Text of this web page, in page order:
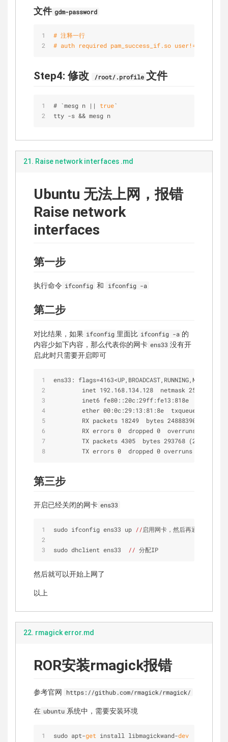
文件 gdm-password
# 注释一行
# auth required pam_success_if.so user!=root
Step4: 修改 /root/.profile 文件
# `mesg n || true`
tty -s && mesg n
21. Raise network interfaces .md
Ubuntu 无法上网，报错
Raise network
interfaces
第一步
执行命令 ifconfig 和 ifconfig -a
第二步
对比结果，如果 ifconfig 里面比 ifconfig -a 的
内容少如下内容，那么代表你的网卡 ens33 没有开
启,此时只需要开启即可
ens33:
inet 192.168.134.128  netmask
inet6 fe80::20c:29ff:fe13:818e
ether 00:0c:29:13:81:8e  txqueuelen 1000
RX packets 18249  bytes 24888390 (24.8
RX errors 0  dropped 0  overruns 0
        TX packets 4305  bytes 293768 (293.7 KB)
TX errors 0  dropped 0 overruns 0
第三步
开启已经关闭的网卡 ens33
sudo ifconfig ens33 up //启用网卡，然后再通过
sudo dhclient ens33 // 分配IP
然后就可以开始上网了
以上
22. rmagick error.md
ROR安装rmagick报错
参考官网 https://github.com/rmagick/rmagick/
在 ubuntu 系统中，需要安装环境
sudo apt-get install libmagickwand-dev